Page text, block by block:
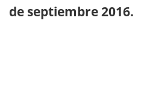
de septiembre 2016.